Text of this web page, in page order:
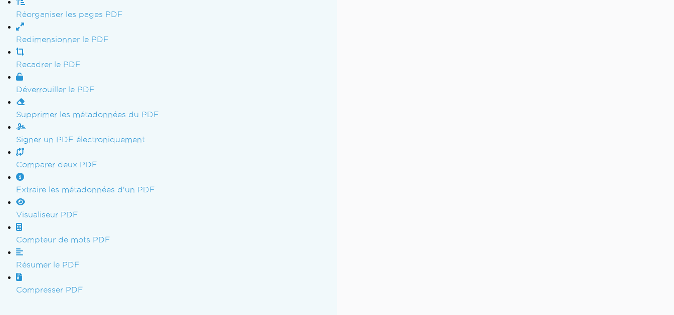
Réorganiser les pages PDF
Redimensionner le PDF
Recadrer le PDF
Déverrouiller le PDF
Supprimer les métadonnées du PDF
Signer un PDF électroniquement
Comparer deux PDF
Extraire les métadonnées d'un PDF
Visualiseur PDF
Compteur de mots PDF
Résumer le PDF
Compresser PDF